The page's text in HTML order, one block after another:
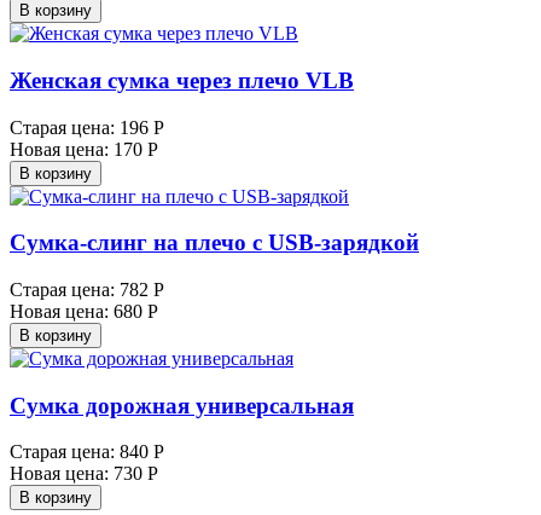
В корзину
Женская сумка через плечо VLB
Старая цена: 196 Р
Новая цена: 170 Р
В корзину
Сумка-слинг на плечо с USB-зарядкой
Старая цена: 782 Р
Новая цена: 680 Р
В корзину
Сумка дорожная универсальная
Старая цена: 840 Р
Новая цена: 730 Р
В корзину